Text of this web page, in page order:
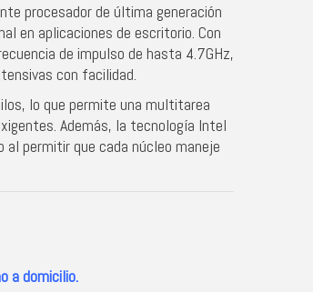
procesador de última generación
en aplicaciones de escritorio. Con
de impulso de hasta 4.7GHz,
con facilidad.
lo que permite una multitarea
Además, la tecnología Intel
al permitir que cada núcleo maneje
a domicilio.